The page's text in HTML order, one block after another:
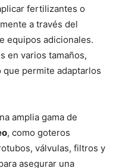
fertilizantes o
a través del
equipos adicionales.
en varios tamaños,
permite adaptarlos
amplia gama de
, como goteros
válvulas, filtros y
asegurar una